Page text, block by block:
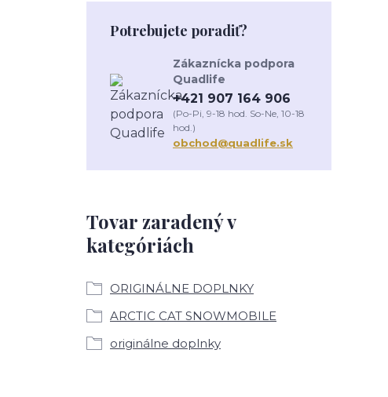
Tovar zaradený v
kategóriách
ORIGINÁLNE DOPLNKY
ARCTIC CAT SNOWMOBILE
originálne doplnky
Potrebujete poradiť?
Zákaznícka podpora
Quadlife
+421 907 164 906
(Po-Pi, 9-18 hod. So-Ne, 10-18
hod.)
obchod@quadlife.sk